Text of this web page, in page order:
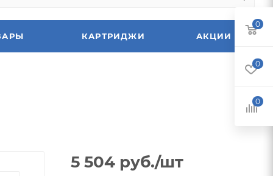
КАРТРИДЖИ АКЦИИ
5 504 руб./шт
0
0
0